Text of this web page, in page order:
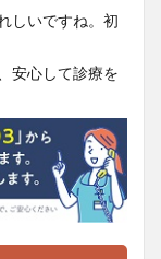
しいですね。初
安心して診療を